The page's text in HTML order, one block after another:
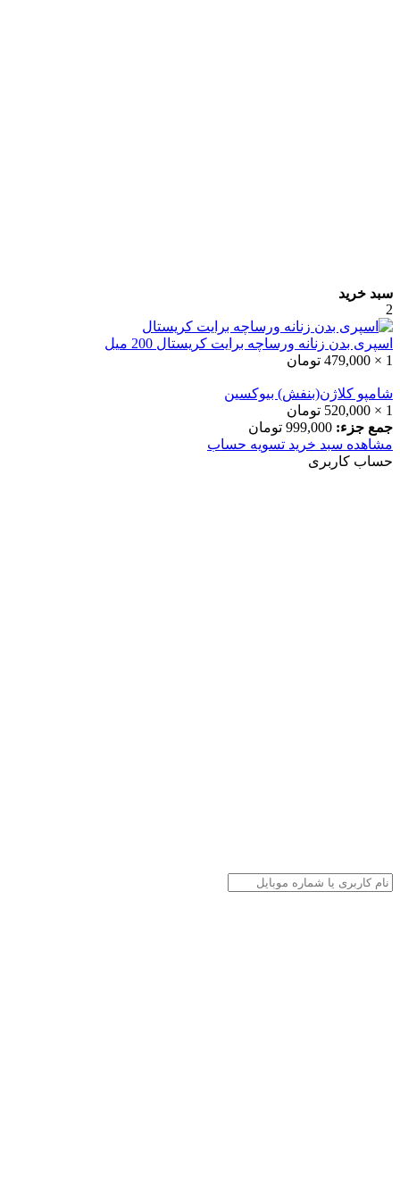
سبد خرید
2
اسپری بدن زنانه ورساچه برایت کریستال 200 میل
1 ×
479,000 تومان
شامپو کلاژن(بنفش) بیوکسین
1 ×
520,000 تومان
جمع جزء: 999,000 تومان
مشاهده سبد خرید تسویه حساب
حساب کاربری